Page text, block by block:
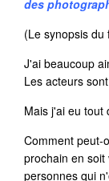
des
(Le synopsis
J'ai beaucoup
Les acteurs
Mais j'ai eu tout
Comment peut-
prochain en
personnes qui